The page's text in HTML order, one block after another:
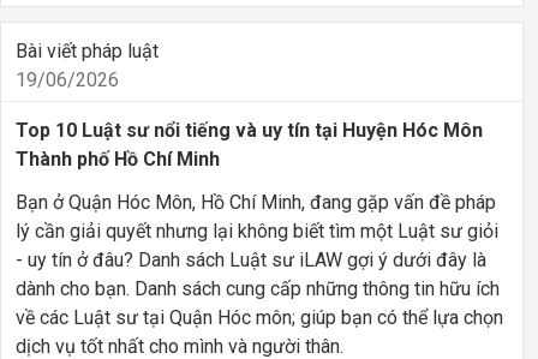
Bài viết pháp luật
19/06/2026
Top 10 Luật sư nổi tiếng và uy tín tại Huyện Hóc Môn
Thành phố Hồ Chí Minh
Bạn ở Quận Hóc Môn, Hồ Chí Minh, đang gặp vấn đề pháp
lý cần giải quyết nhưng lại không biết tìm một Luật sư giỏi
- uy tín ở đâu? Danh sách Luật sư iLAW gợi ý dưới đây là
dành cho bạn. Danh sách cung cấp những thông tin hữu ích
về các Luật sư tại Quận Hóc môn; giúp bạn có thể lựa chọn
dịch vụ tốt nhất cho mình và người thân.